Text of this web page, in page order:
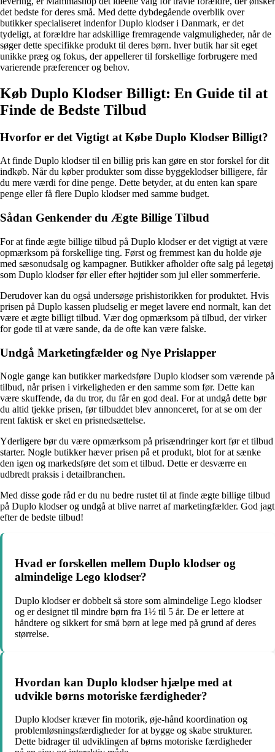
det bedste for deres små. Med dette dybdegående overblik over
butikker specialiseret indenfor Duplo klodser i Danmark, er det
tydeligt, at forældre har adskillige fremragende valgmuligheder, når de
søger dette specifikke produkt til deres børn. hver butik har sit eget
unikke præg og fokus, der appellerer til forskellige forbrugere med
varierende præferencer og behov.
Køb Duplo Klodser Billigt: En Guide til at
Finde de Bedste Tilbud
Hvorfor er det Vigtigt at Købe Duplo Klodser Billigt?
At finde Duplo klodser til en billig pris kan gøre en stor forskel for dit
indkøb. Når du køber produkter som disse byggeklodser billigere, får
du mere værdi for dine penge. Dette betyder, at du enten kan spare
penge eller få flere Duplo klodser med samme budget.
Sådan Genkender du Ægte Billige Tilbud
For at finde ægte billige tilbud på Duplo klodser er det vigtigt at være
opmærksom på forskellige ting. Først og fremmest kan du holde øje
med sæsonudsalg og kampagner. Butikker afholder ofte salg på legetøj
som Duplo klodser før eller efter højtider som jul eller sommerferie.
Derudover kan du også undersøge prishistorikken for produktet. Hvis
prisen på Duplo kassen pludselig er meget lavere end normalt, kan det
være et ægte billigt tilbud. Vær dog opmærksom på tilbud, der virker
for gode til at være sande, da de ofte kan være falske.
Undgå Marketingfælder og Nye Prislapper
Nogle gange kan butikker markedsføre Duplo klodser som værende på
tilbud, når prisen i virkeligheden er den samme som før. Dette kan
være skuffende, da du tror, du får en god deal. For at undgå dette bør
du altid tjekke prisen, før tilbuddet blev annonceret, for at se om der
rent faktisk er sket en prisnedsættelse.
Yderligere bør du være opmærksom på prisændringer kort før et tilbud
starter. Nogle butikker hæver prisen på et produkt, blot for at sænke
den igen og markedsføre det som et tilbud. Dette er desværre en
udbredt praksis i detailbranchen.
Med disse gode råd er du nu bedre rustet til at finde ægte billige tilbud
på Duplo klodser og undgå at blive narret af marketingfælder. God jagt
efter de bedste tilbud!
Hvad er forskellen mellem Duplo klodser og
almindelige Lego klodser?
Duplo klodser er dobbelt så store som almindelige Lego klodser
og er designet til mindre børn fra 1½ til 5 år. De er lettere at
håndtere og sikkert for små børn at lege med på grund af deres
størrelse.
Hvordan kan Duplo klodser hjælpe med at
udvikle børns motoriske færdigheder?
Duplo klodser kræver fin motorik, øje-hånd koordination og
problemløsningsfærdigheder for at bygge og skabe strukturer.
Dette bidrager til udviklingen af børns motoriske færdigheder